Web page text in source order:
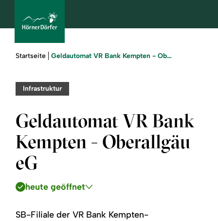
Urlaub
buchen
Sommer
Winter
Sie
Startseite Geldautomat VR Bank Kempten - Oberallgäu eG
Infrastruktur
Geldautomat VR Bank
Kempten - Oberallgäu
eG
heute geöffnet
SB-Filiale der VR Bank Kempten-